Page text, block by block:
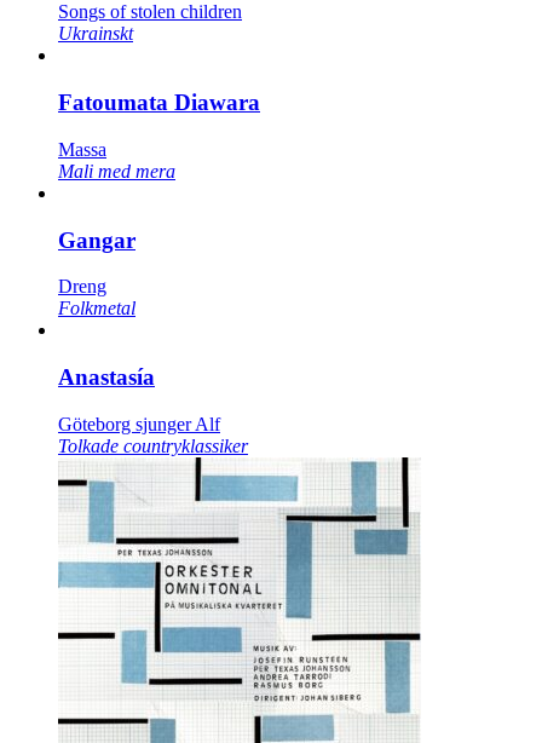
Songs of stolen children
Ukrainskt
Fatoumata Diawara
Massa
Mali med mera
Gangar
Dreng
Folkmetal
Anastasía
Göteborg sjunger Alf
Tolkade countryklassiker